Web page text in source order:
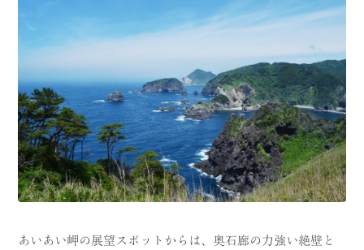
CATEGORY
温泉 花
池・滝・川 山・公園・棚田
町並み 観光施設
動物と触れ合える場所 カフェ・スイーツ
神社仏閣 食
あいあい岬の展望スポットからは、奥石廊の力強い絶壁と